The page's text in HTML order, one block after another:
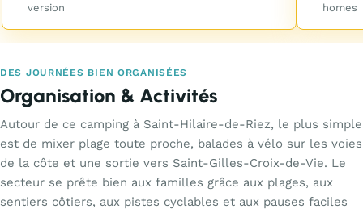
version
homes
DES JOURNÉES BIEN ORGANISÉES
Organisation & Activités
Autour de ce camping à Saint-Hilaire-de-Riez, le plus simple
est de mixer plage toute proche, balades à vélo sur les voies
de la côte et une sortie vers Saint-Gilles-Croix-de-Vie. Le
secteur se prête bien aux familles grâce aux plages, aux
sentiers côtiers, aux pistes cyclables et aux pauses faciles